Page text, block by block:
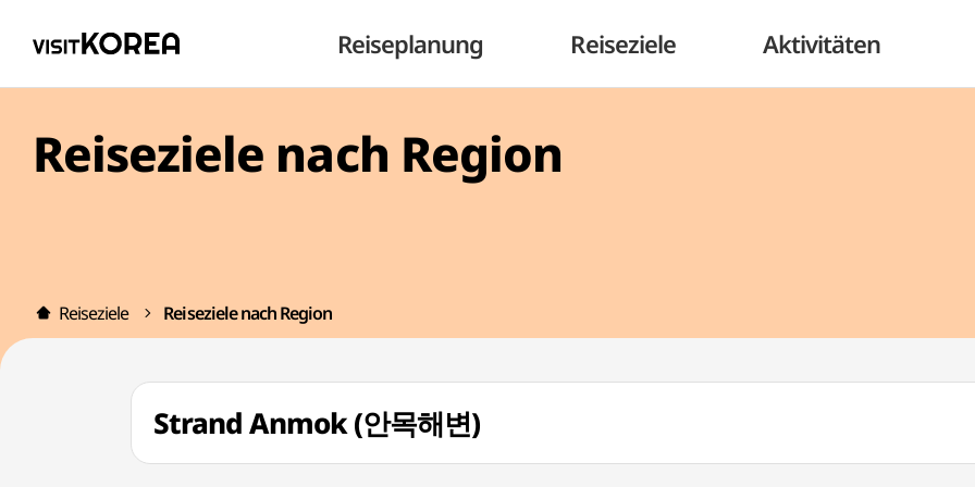
Reiseplanung Reiseziele Aktivitäten
Reiseziele nach Region
Reiseziele Reiseziele nach Region
Strand Anmok (안목해변)